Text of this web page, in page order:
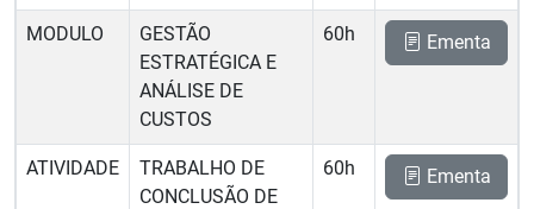
MODULO
GESTÃO
ESTRATÉGICA E
ANÁLISE DE
CUSTOS
60h Ementa
ATIVIDADE
TRABALHO DE
CONCLUSÃO DE
60h Ementa